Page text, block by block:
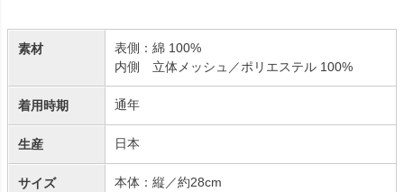
素材
表側：綿 100%
内側 立体メッシュ／ポリエステル 100%
着用時期 通年
生産 日本
サイズ
本体：縦／約28cm